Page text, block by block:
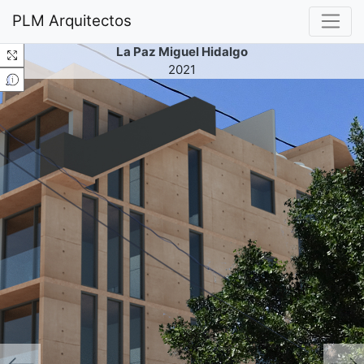
PLM Arquitectos
La Paz Miguel Hidalgo
2021